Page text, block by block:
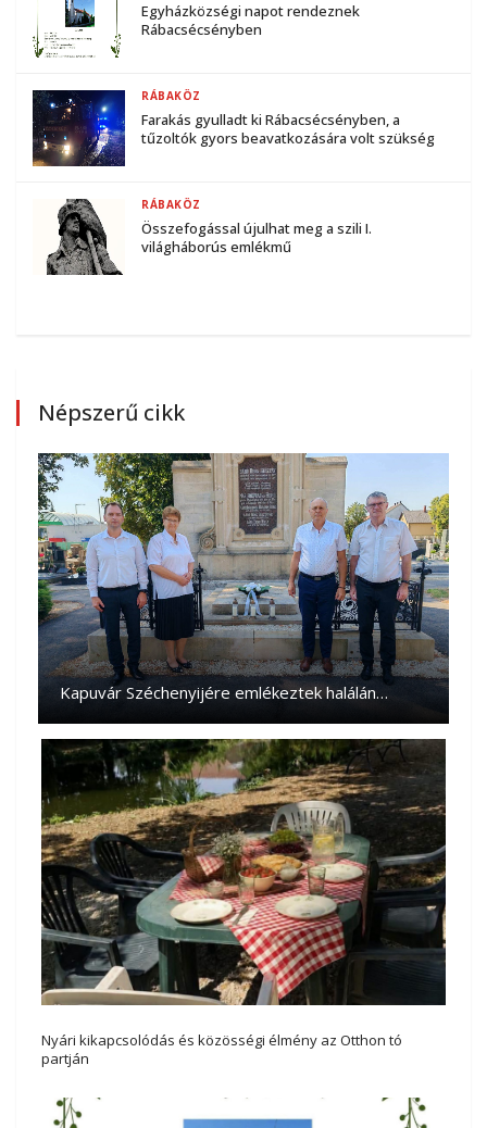
Egyházközségi napot rendeznek
Rábacsécsényben
Farakás gyulladt ki Rábacsécsényben, a
tűzoltók gyors beavatkozására volt szükség
RÁBAKÖZ
Összefogással újulhat meg a szili I.
világháborús emlékmű
RÁBAKÖZ
Népszerű cikk
Kapuvár Széchenyijére emlékeztek halálán…
Nyári kikapcsolódás és közösségi élmény az Otthon tó
partján